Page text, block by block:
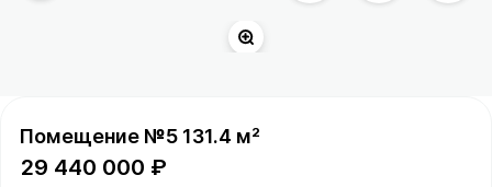
Помещение №5 131.4 м²
29 440 000 ₽